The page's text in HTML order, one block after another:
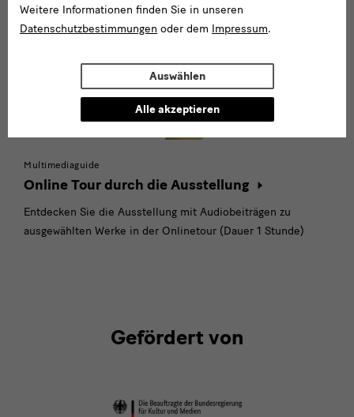
Multimediaguide
Online Tour durch die Ausstellung
Entdecken Sie die Ausstellung mit Audiobeiträgen zu
ausgewählten Werke in der Onlinetour (Dauer 1 Stunde)
Gefördert von
Weitere Informationen finden Sie in unseren
Datenschutzbestimmungen oder dem Impressum.
Auswählen
Alle akzeptieren